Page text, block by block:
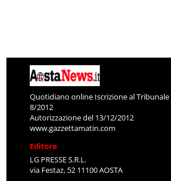
Quotidiano online Iscrizione al Tribunale
8/2012
Autorizzazione del 13/12/2012
www.gazzettamatin.com
Editore
LG PRESSE S.R.L.
via Festaz, 52 11100 AOSTA